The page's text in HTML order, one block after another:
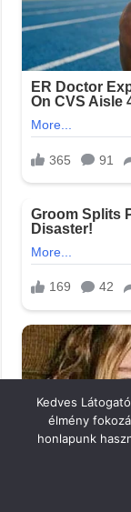
Kedves
élmény
honlapunk